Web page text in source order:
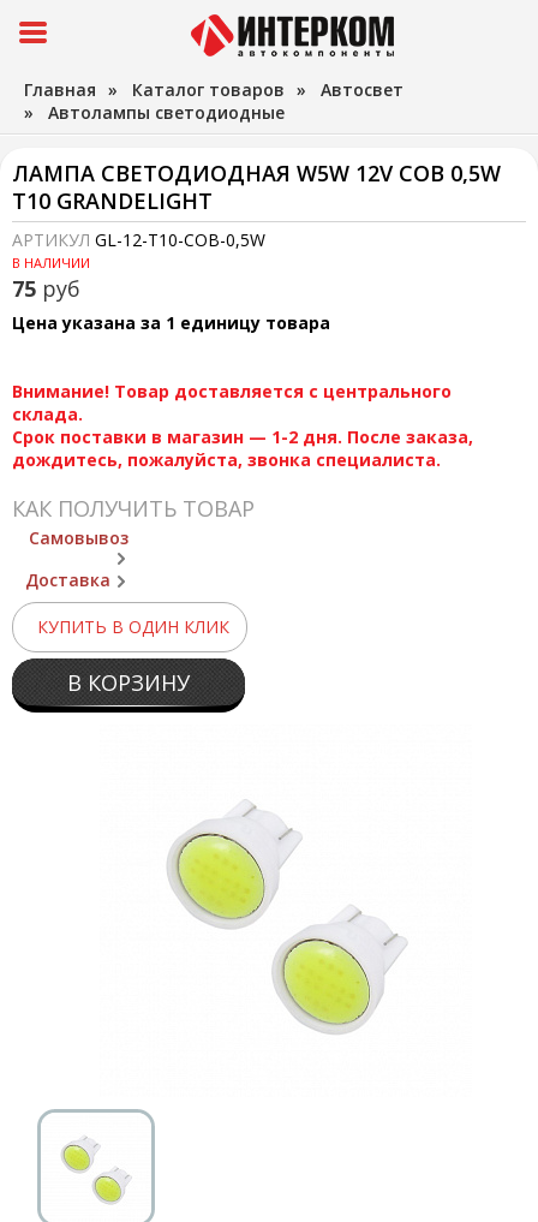
Главная » Каталог товаров » Автосвет
» Автолампы светодиодные
ЛАМПА СВЕТОДИОДНАЯ W5W 12V СОВ 0,5W
T10 GRANDELIGHT
АРТИКУЛ GL-12-T10-COB-0,5W
В НАЛИЧИИ
75 руб
Цена указана за 1 единицу товара
Внимание! Товар доставляется с центрального
склада.
Срок поставки в магазин — 1-2 дня. После заказа,
дождитесь, пожалуйста, звонка специалиста.
КАК ПОЛУЧИТЬ ТОВАР
Самовывоз
Доставка
КУПИТЬ В ОДИН КЛИК
В КОРЗИНУ